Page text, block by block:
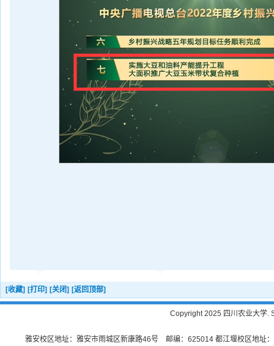
[收藏] [打印] [关闭] [返回顶部]
Copyright 2025 四川农业大学.
雅安校区地址：雅安市雨城区新康路46号 邮编：625014 都江堰校区地址